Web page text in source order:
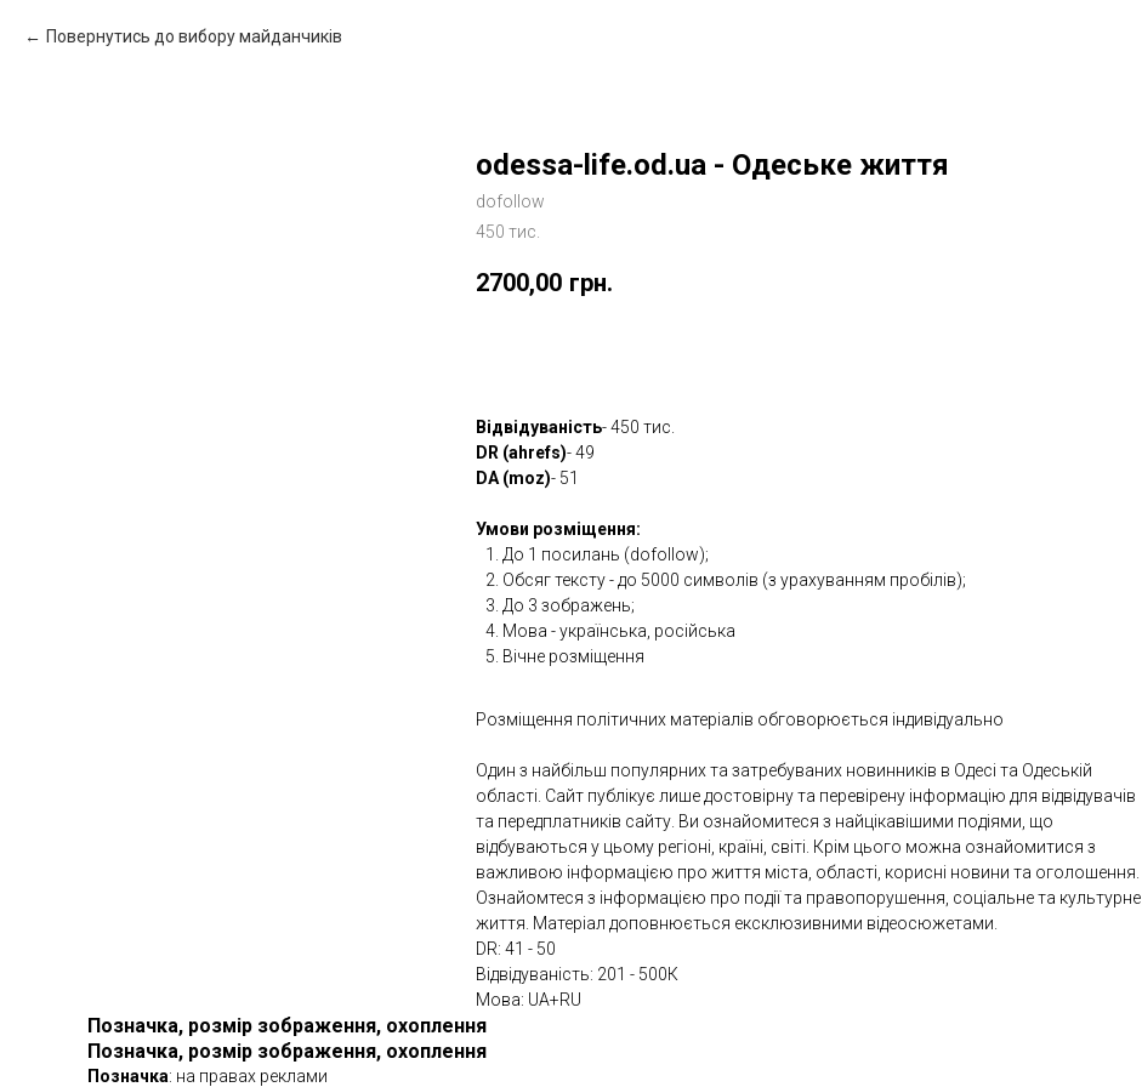
Повернутись до вибору майданчиків
odessa-life.od.ua - Одеське життя
dofollow
450 тис.
2700,00 грн.
Відвідуваність- 450 тис.
DR (ahrefs)- 49
DA (moz)- 51
Умови розміщення:
До 1 посилань (dofollow);
Обсяг тексту - до 5000 символів (з урахуванням пробілів);
До 3 зображень;
Мова - українська, російська
Вічне розміщення
Розміщення політичних матеріалів обговорюється індивідуально
Один з найбільш популярних та затребуваних новинників в Одесі та Одеській
області. Сайт публікує лише достовірну та перевірену інформацію для відвідувачів
та передплатників сайту. Ви ознайомитеся з найцікавішими подіями, що
відбуваються у цьому регіоні, країні, світі. Крім цього можна ознайомитися з
важливою інформацією про життя міста, області, корисні новини та оголошення.
Ознайомтеся з інформацією про події та правопорушення, соціальне та культурне
життя. Матеріал доповнюється ексклюзивними відеосюжетами.
DR: 41 - 50
Відвідуваність: 201 - 500К
Мова: UA+RU
Позначка, розмір зображення, охоплення
Позначка, розмір зображення, охоплення
Позначка: на правах реклами